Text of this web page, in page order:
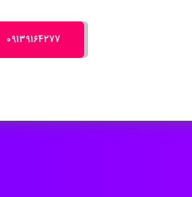
‎09139164277